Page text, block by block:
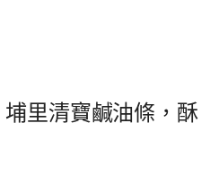
埔里清寶鹹油條，酥